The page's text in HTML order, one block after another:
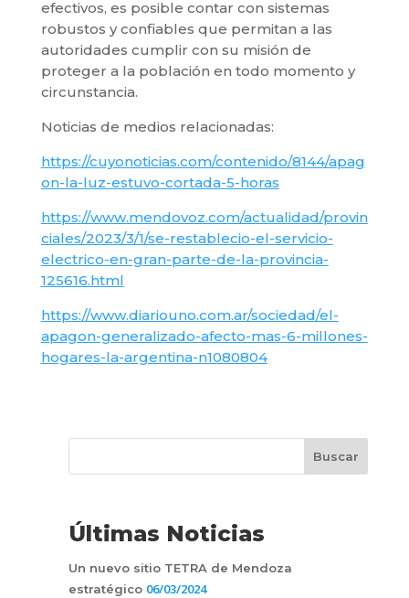
efectivos, es posible contar con sistemas
robustos y confiables que permitan a las
autoridades cumplir con su misión de
proteger a la población en todo momento y
circunstancia.
Noticias de medios relacionadas:
https://cuyonoticias.com/contenido/8144/apag
on-la-luz-estuvo-cortada-5-horas
https://www.mendovoz.com/actualidad/provin
ciales/2023/3/1/se-restablecio-el-servicio-
electrico-en-gran-parte-de-la-provincia-
125616.html
https://www.diariouno.com.ar/sociedad/el-
apagon-generalizado-afecto-mas-6-millones-
hogares-la-argentina-n1080804
Últimas Noticias
Un nuevo sitio TETRA de Mendoza
estratégico 06/03/2024